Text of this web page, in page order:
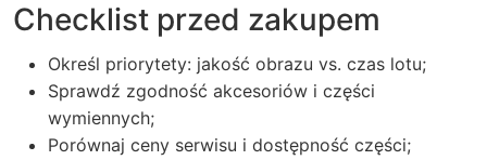
Checklist przed zakupem
Określ priorytety: jakość obrazu vs. czas lotu;
Sprawdź zgodność akcesoriów i części
wymiennych;
Porównaj ceny serwisu i dostępność części;